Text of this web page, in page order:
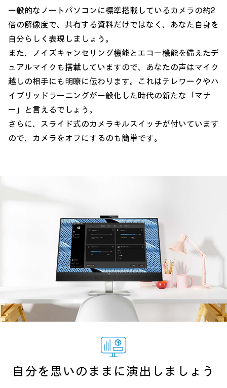
一般的なノートパソコンに標準搭載しているカメラの約2
倍の解像度で、共有する資料だけではなく、あなた自身を
自分らしく表現しましょう。
また、ノイズキャンセリング機能とエコー機能を備えたデ
ュアルマイクも搭載していますので、あなたの声はマイク
越しの相手にも明瞭に伝わります。これはテレワークやハ
イブリッドラーニングが一般化した時代の新たな「マナ
ー」と言えるでしょう。
さらに、スライド式のカメラキルスイッチが付いています
ので、カメラをオフにするのも簡単です。
自分を思いのままに演出しましょう